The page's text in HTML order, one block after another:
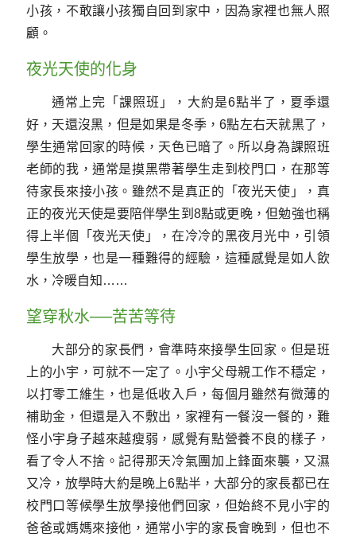
小孩，不敢讓小孩獨自回到家中，因為家裡也無人照
顧。
夜光天使的化身
通常上完「課照班」，大約是6點半了，夏季還
好，天還沒黑，但是如果是冬季，6點左右天就黑了，
學生通常回家的時候，天色已暗了。所以身為課照班
老師的我，通常是摸黑帶著學生走到校門口，在那等
待家長來接小孩。雖然不是真正的「夜光天使」，真
正的夜光天使是要陪伴學生到8點或更晚，但勉強也稱
得上半個「夜光天使」，在冷冷的黑夜月光中，引領
學生放學，也是一種難得的經驗，這種感覺是如人飲
水，冷暖自知……
望穿秋水──苦苦等待
大部分的家長們，會準時來接學生回家。但是班
上的小宇，可就不一定了。小宇父母親工作不穩定，
以打零工維生，也是低收入戶，每個月雖然有微薄的
補助金，但還是入不敷出，家裡有一餐沒一餐的，難
怪小宇身子越來越瘦弱，感覺有點營養不良的樣子，
看了令人不捨。記得那天冷氣團加上鋒面來襲，又濕
又冷，放學時大約是晚上6點半，大部分的家長都已在
校門口等候學生放學接他們回家，但始終不見小宇的
爸爸或媽媽來接他，通常小宇的家長會晚到，但也不